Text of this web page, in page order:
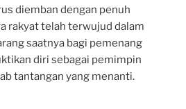
diemban dengan penuh
rakyat telah terwujud dalam
saatnya bagi pemenang
diri sebagai pemimpin
tantangan yang menanti.